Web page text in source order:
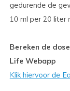
gedurende de
10 ml per 20 liter
Bereken de
Life Webapp
Klik hiervoor de